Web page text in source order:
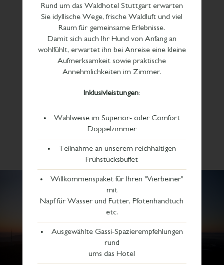
06.10.2018, 05:45 Uhr
10.11.2018, 05:45 Uhr
01.12.2018, 06:15 Uhr
05.01.2019, 06:30 Uhr
02.02.2019, 06:15 Uhr
06.04.2019, 05:15 Uhr
+49 (0)711 929 21321
Rund um das Waldhotel Stuttgart erwarten
Sie idyllische Wege, frische Waldluft und viel
Raum für gemeinsame Erlebnisse.
Damit sich auch Ihr Hund von Anfang an
wohlfühlt, erwartet ihn bei Anreise eine kleine
Aufmerksamkeit sowie praktische
Annehmlichkeiten im Zimmer.
Inklusivleistungen:
Wahlweise im Superior- oder Comfort
Doppelzimmer
Teilnahme an unserem reichhaltigen
Frühstücksbuffet
Willkommenspaket für Ihren "Vierbeiner"
mit
Napf für Wasser und Futter, Pfotenhandtuch
etc.
Ausgewählte Gassi-Spazierempfehlungen
rund
ums das Hotel